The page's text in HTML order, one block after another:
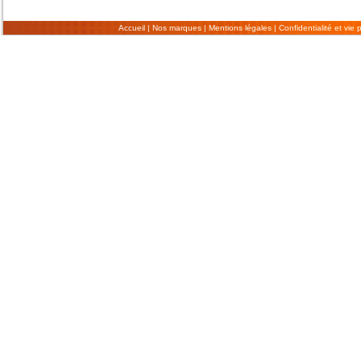
Accueil |Nos marques |Mentions légales |Confidentialité et vie